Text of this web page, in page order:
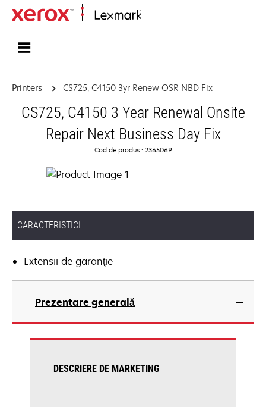
Printers CS725, C4150 3yr Renew OSR NBD Fix
CS725, C4150 3 Year Renewal Onsite
Repair Next Business Day Fix
Cod de produs.: 2365069
CARACTERISTICI
Extensii de garanţie
Prezentare generală
DESCRIERE DE MARKETING